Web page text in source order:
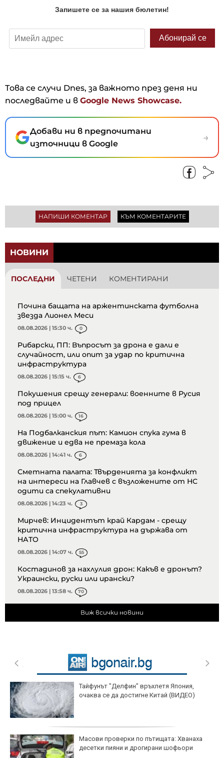
Това се случи Dnes, за важното през деня ни
последвайте и в Google News Showcase.
Добави ни в предпочитани
източници в Google
→
НАПИШИ КОМЕНТАР КЪМ КОМЕНТАРИТЕ
НОВИНИ
ПОСЛЕДНИ ЧЕТЕНИ КОМЕНТИРАНИ
Почина бащата на аржентинската футболна
звезда Лионел Меси
08.08.2026 | 15:30 ч. 0
Рибарски, ПП: Въпросът за дрона е дали е
случайност, или опит за удар по критична
инфраструктура
08.08.2026 | 15:15 ч. 6
Покушения срещу генерали: военните в Русия
под прицел
08.08.2026 | 15:00 ч. 16
На Подбалканския път: Камион спука гума в
движение и едва не премаза кола
08.08.2026 | 14:41 ч. 6
Сметната палата: Твърденията за конфликт
на интереси на Главчев с възложените от НС
одити са спекулативни
08.08.2026 | 14:23 ч. 3
Мирчев: Инцидентът край Кардам - срещу
критична инфраструктура на държава от
НАТО
08.08.2026 | 14:07 ч. 55
Костадинов за нахлулия дрон: Какъв е дронът?
Украински, руски или ирански?
08.08.2026 | 13:58 ч. 70
Виж всички новини
Тайфунът "Делфин" връхлетя Япония,
очаква се да достигне Китай (ВИДЕО)
Масови проверки по пътищата: Хванаха
десетки пияни и дрогирани шофьори